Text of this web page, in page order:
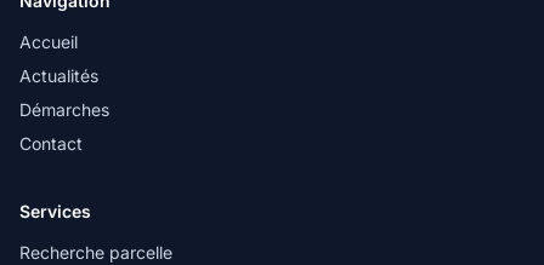
Accueil
Actualités
Démarches
Contact
Services
Recherche parcelle